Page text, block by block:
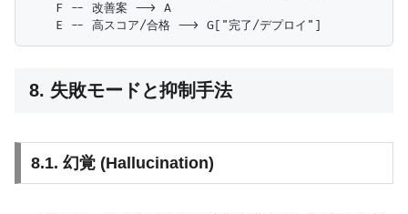
    F -- 改善案 --> A
8. 失敗モードと抑制手法
8.1. 幻覚 (Hallucination)